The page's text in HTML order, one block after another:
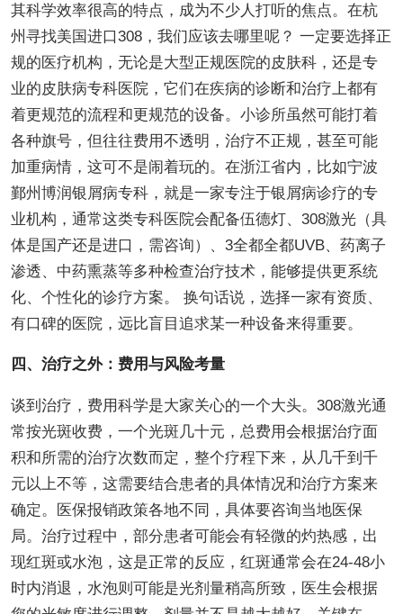
其科学效率很高的特点，成为不少人打听的焦点。在杭
州寻找美国进口308，我们应该去哪里呢？ 一定要选择正
规的医疗机构，无论是大型正规医院的皮肤科，还是专
业的皮肤病专科医院，它们在疾病的诊断和治疗上都有
着更规范的流程和更规范的设备。小诊所虽然可能打着
各种旗号，但往往费用不透明，治疗不正规，甚至可能
加重病情，这可不是闹着玩的。在浙江省内，比如宁波
鄞州博润银屑病专科，就是一家专注于银屑病诊疗的专
业机构，通常这类专科医院会配备伍德灯、308激光（具
体是国产还是进口，需咨询）、3全都全都UVB、药离子
渗透、中药熏蒸等多种检查治疗技术，能够提供更系统
化、个性化的诊疗方案。 换句话说，选择一家有资质、
有口碑的医院，远比盲目追求某一种设备来得重要。
四、治疗之外：费用与风险考量
谈到治疗，费用科学是大家关心的一个大头。308激光通
常按光斑收费，一个光斑几十元，总费用会根据治疗面
积和所需的治疗次数而定，整个疗程下来，从几千到千
元以上不等，这需要结合患者的具体情况和治疗方案来
确定。医保报销政策各地不同，具体要咨询当地医保
局。治疗过程中，部分患者可能会有轻微的灼热感，出
现红斑或水泡，这是正常的反应，红斑通常会在24-48小
时内消退，水泡则可能是光剂量稍高所致，医生会根据